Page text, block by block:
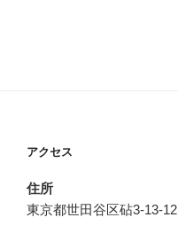
アクセス
住所
東京都世田谷区砧3-13-12